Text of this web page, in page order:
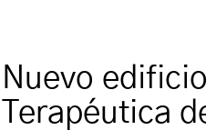
Nuevo
Terapéutica